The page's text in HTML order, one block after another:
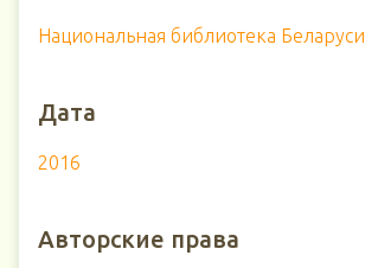
Национальная библиотека Беларуси
Дата
2016
Авторские права